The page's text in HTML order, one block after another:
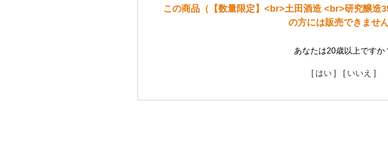
この商品（【数量限定】<br>土田酒造 <br>研究醸造
の方には販売できません
あなたは20歳以上ですか
[ はい ] [ いいえ ]